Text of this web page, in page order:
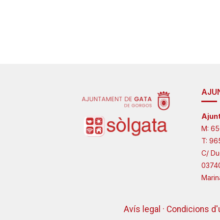
M:
T:
C/
Avís legal · Condicions